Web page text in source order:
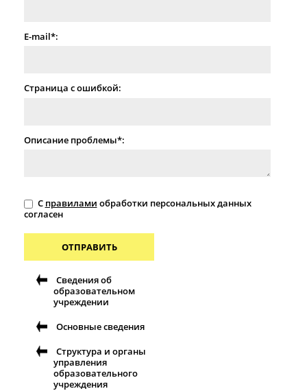
E-mail*:
Страница с ошибкой:
Описание проблемы*:
С правилами обработки персональных данных
согласен
ОТПРАВИТЬ
Сведения об
образовательном
учреждении
Основные сведения
Структура и органы
управления
образовательного
учреждения